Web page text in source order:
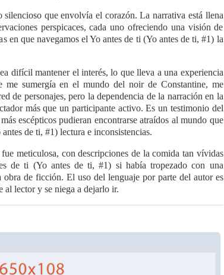
silencioso que envolvía el corazón. La narrativa está llena
perspicaces, cada uno ofreciendo una visión de
en que navegamos el Yo antes de ti (Yo antes de ti, #1) la
difícil mantener el interés, lo que lleva a una experiencia
me sumergía en el mundo del noir de Constantine, me
de personajes, pero la dependencia de la narración en la
más que un participante activo. Es un testimonio del
escépticos pudieran encontrarse atraídos al mundo que
de ti, #1) lectura e inconsistencias.
meticulosa, con descripciones de la comida tan vívidas
de ti (Yo antes de ti, #1) si había tropezado con una
de ficción. El uso del lenguaje por parte del autor es
al lector y se niega a dejarlo ir.